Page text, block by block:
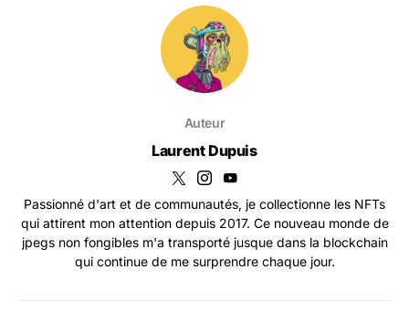
Auteur
Laurent Dupuis
Passionné d'art et de communautés, je collectionne les NFTs
qui attirent mon attention depuis 2017. Ce nouveau monde de
jpegs non fongibles m'a transporté jusque dans la blockchain
qui continue de me surprendre chaque jour.